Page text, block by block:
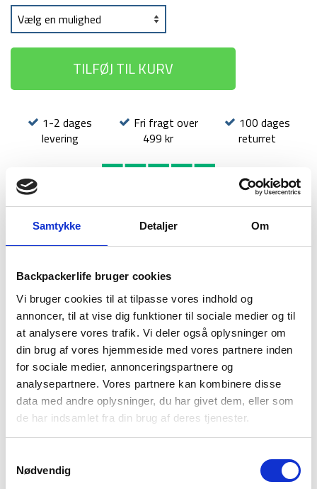
Samtykke Detaljer Om
Backpackerlife bruger cookies
Vi bruger cookies til at tilpasse vores indhold og
annoncer, til at vise dig funktioner til sociale medier og til
at analysere vores trafik. Vi deler også oplysninger om
din brug af vores hjemmeside med vores partnere inden
for sociale medier, annonceringspartnere og
analysepartnere. Vores partnere kan kombinere disse
data med andre oplysninger, du har givet dem, eller som
de har indsamlet fra din brug af deres tjenester.
Nødvendig
TILFØJ TIL KURV
1-2 dages
levering
Fri fragt over
499 kr
100 dages
returret
BESKRIVELSE
YDERLIGERE INFORMATION
BRAND
Trespass DLX Cora fra skotske Trespass er lavet i stof
bestående af 50% merinould og 50% polyester. Dette sikrer
et komfortabelt og blødt materiale, som også er udstyret
med antibakterielle egenskaber.
Merinould er fugttransporterende, som trækker fugt væk fra
kroppen. Det er også et stof som nedsætter lugt og som er
åndbart, hvilket gør at luften kan cirkulere frit og hjælper dig
med at holde dig frisk under rejse, outdoor- og vandreture.
Base layer bukserne kan også bruges som ekstra varmelag i
Bukserne er udstyret med en justerbar snor i taljen, hvilket